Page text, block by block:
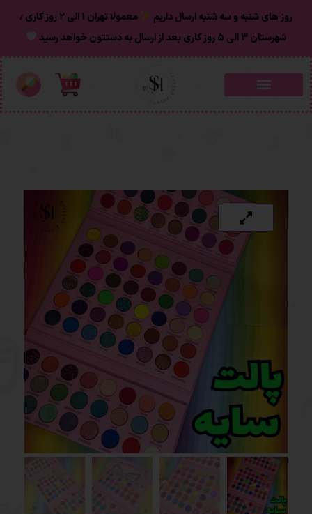
روز های شنبه و سه شنبه ارسال داریم
معمولا تهران ۱ الی ۲ روز‌ کاری ٫
شهرستان ۳ الی ۵ روز کاری بعد از ارسال به دستتون خواهد رسید